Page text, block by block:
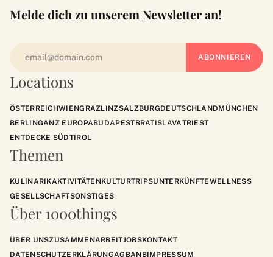
Locations
ÖSTERREICHWIENGRAZLINZSALZBURGDEUTSCHLANDMÜNCHEN
BERLINGANZ EUROPABUDAPESTBRATISLAVATRIEST
ENTDECKE SÜDTIROL
Themen
KULINARIKAKTIVITÄTENKULTURTRIPSUNTERKÜNFTEWELLNESS
GESELLSCHAFTSONSTIGES
Über 1000things
ÜBER UNSZUSAMMENARBEITJOBSKONTAKT
DATENSCHUTZERKLÄRUNGAGBANBIMPRESSUM
Melde dich zu unserem Newsletter an!